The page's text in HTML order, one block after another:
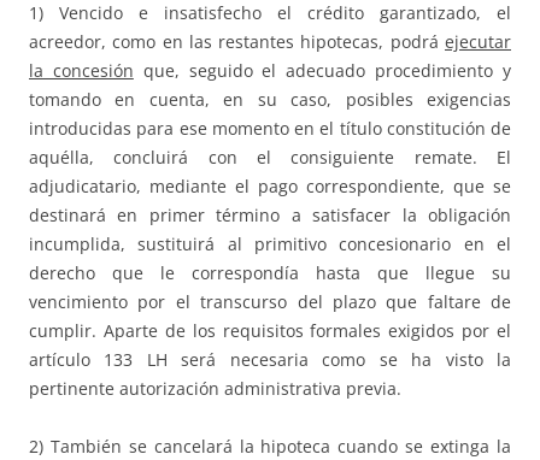
1) Vencido e insatisfecho el crédito garantizado, el
acreedor, como en las restantes hipotecas, podrá ejecutar
la concesión que, seguido el adecuado procedimiento y
tomando en cuenta, en su caso, posibles exigencias
introducidas para ese momento en el título constitución de
aquélla, concluirá con el consiguiente remate. El
adjudicatario, mediante el pago correspondiente, que se
destinará en primer término a satisfacer la obligación
incumplida, sustituirá al primitivo concesionario en el
derecho que le correspondía hasta que llegue su
vencimiento por el transcurso del plazo que faltare de
cumplir. Aparte de los requisitos formales exigidos por el
artículo 133 LH será necesaria como se ha visto la
pertinente autorización administrativa previa.
2) También se cancelará la hipoteca cuando se extinga la